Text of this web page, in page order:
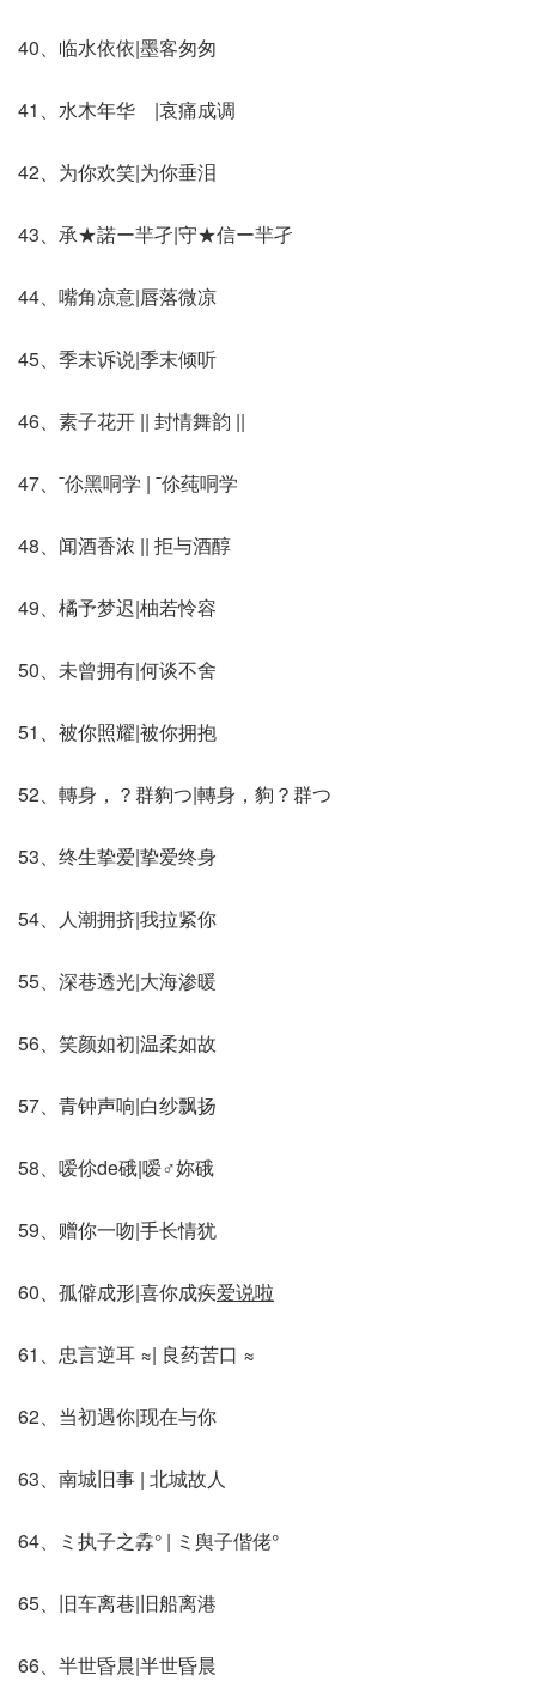
40、临水依依|墨客匆匆
41、水木年华ゝ|哀痛成调ゝ
42、为你欢笑|为你垂泪
43、承★諾ー羋孑|守★信ー羋孑
44、嘴角凉意|唇落微凉
45、季末诉说|季末倾听
46、素子花开 || 封情舞韵 ||
47、ˉ伱黑哃学 | ˉ伱莼哃学
48、闻酒香浓 || 拒与酒醇
49、橘予梦迟|柚若怜容
50、未曾拥有|何谈不舍
51、被你照耀|被你拥抱
52、轉身，？群豿つ|轉身，豿？群つ
53、终生挚爱|挚爱终身
54、人潮拥挤|我拉紧你
55、深巷透光|大海渗暖
56、笑颜如初|温柔如故
57、青钟声响|白纱飘扬
58、嗳伱de硪|嗳♂妳硪
59、赠你一吻|手长情犹
60、孤僻成形|喜你成疾爱说啦
61、忠言逆耳 ≈| 良药苦口 ≈
62、当初遇你|现在与你
63、南城旧事 | 北城故人
64、ミ执子之掱° | ミ舆子偕佬°
65、旧车离巷|旧船离港
66、半世昏晨|半世昏晨